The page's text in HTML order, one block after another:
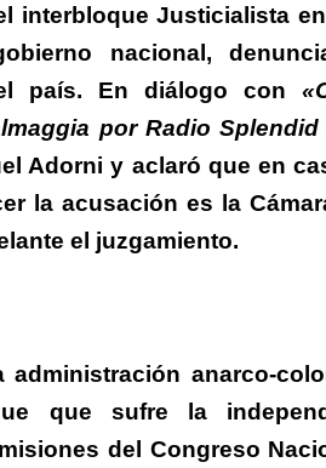
interbloque Justicialista
nacional,
país. En diálogo con
por Radio Splendid
Adorni y aclaró que en
la acusación es la
el juzgamiento.
anarco-
que sufre la
del Congreso